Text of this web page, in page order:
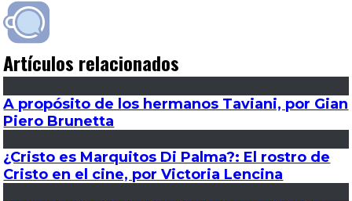
Artículos relacionados
A propósito de los hermanos Taviani, por Gian
Piero Brunetta
¿Cristo es Marquitos Di Palma?: El rostro de
Cristo en el cine, por Victoria Lencina